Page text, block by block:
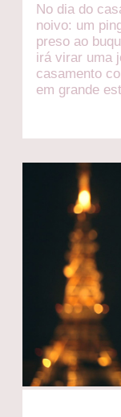
No dia do
noivo: um
preso ao
irá virar uma
casamento
em grande